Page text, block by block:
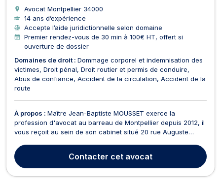
Avocat Montpellier 34000
14 ans d’expérience
Accepte l’aide juridictionnelle selon domaine
Premier rendez-vous de 30 min à 100€ HT, offert si
ouverture de dossier
Domaines de droit : Dommage corporel et indemnisation des
victimes Droit pénal Droit routier et permis de conduire
Abus de confiance Accident de la circulation Accident de la
route
À propos : Maître Jean-Baptiste MOUSSET exerce la
profession d'avocat au barreau de Montpellier depuis 2012, il
vous reçoit au sein de son cabinet situé 20 rue Auguste
Cabanes". Pour une meilleure réactivité, le cabinet se situe
au coeur de ville, en face du Palais de Justice ...
Contacter cet avocat